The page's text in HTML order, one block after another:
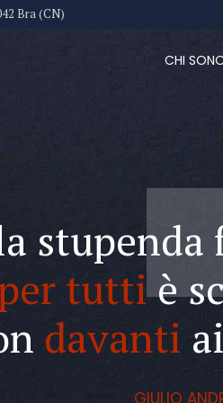
Bra (CN)
CHI
stupenda
tuttiè
davanti
GIULIO